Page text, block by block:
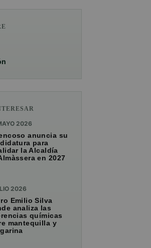
2026
anuncia su
para
la Alcaldía
en 2027
2026
Emilio Silva
analiza las
químicas
mantequilla y